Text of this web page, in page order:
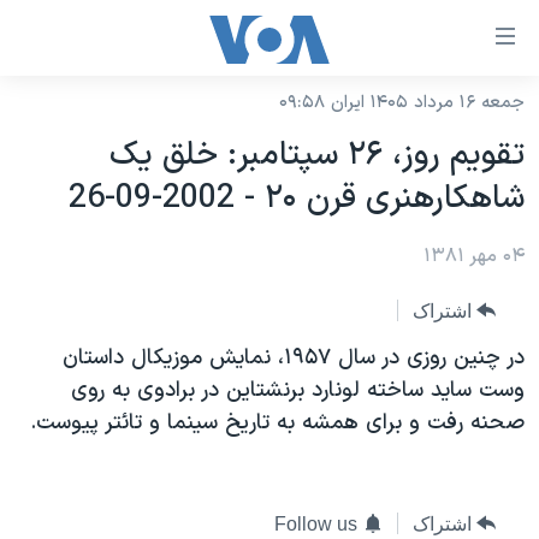
لینکهای
دسترسی
جهش
محتوای
اصلی
اصلی
جهش
نسخه سبک وب‌سایت
موضوع ها
ایران
آمریکا
ورزشی
گزیده‌ها
ویدیوها
برنامه های تلویزیونی
جدول برنامه ها
صفحه‌های ویژه
جام جهانی ۲۰۲۶
عملیات خشم حماسی
بایگانی برنامه‌های تلویزیونی
فرکانس‌های صدای آمریکا
پخش رادیویی
جمعه ۱۶ مرداد ۱۴۰۵ ایران ۰۹:۵۸
تقويم روز، ۲۶ سپتامبر: خلق يک
شاهکارهنری قرن ۲۰ - 2002-09-26
۰۴ مهر ۱۳۸۱
اشتراک
در چنين روزی در سال ۱۹۵۷، نمايش موزيکال داستان
وست سايد ساخته لونارد برنشتاين در برادوی به روی
صحنه رفت و برای همشه به تاريخ سينما و تائتر پيوست.
اشتراک Follow us